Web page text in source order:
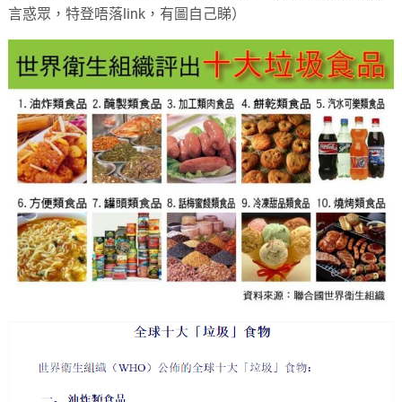
言惑眾，特登唔落link，有圖自己睇）